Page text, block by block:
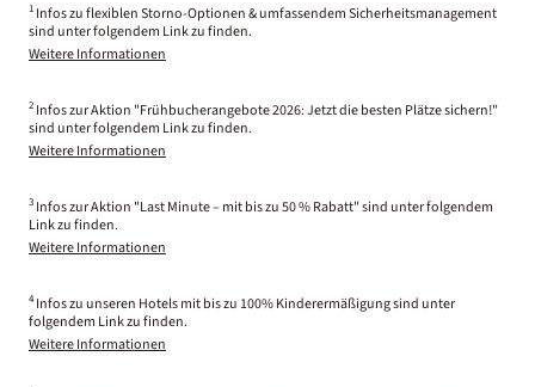
1 Infos zu flexiblen Storno-Optionen & umfassendem Sicherheitsmanagement
sind unter folgendem Link zu finden.
Weitere Informationen
2 Infos zur Aktion "Frühbucherangebote 2026: Jetzt die besten Plätze sichern!"
sind unter folgendem Link zu finden.
Weitere Informationen
3 Infos zur Aktion "Last Minute – mit bis zu 50 % Rabatt" sind unter folgendem
Link zu finden.
Weitere Informationen
4 Infos zu unseren Hotels mit bis zu 100% Kinderermäßigung sind unter
folgendem Link zu finden.
Weitere Informationen